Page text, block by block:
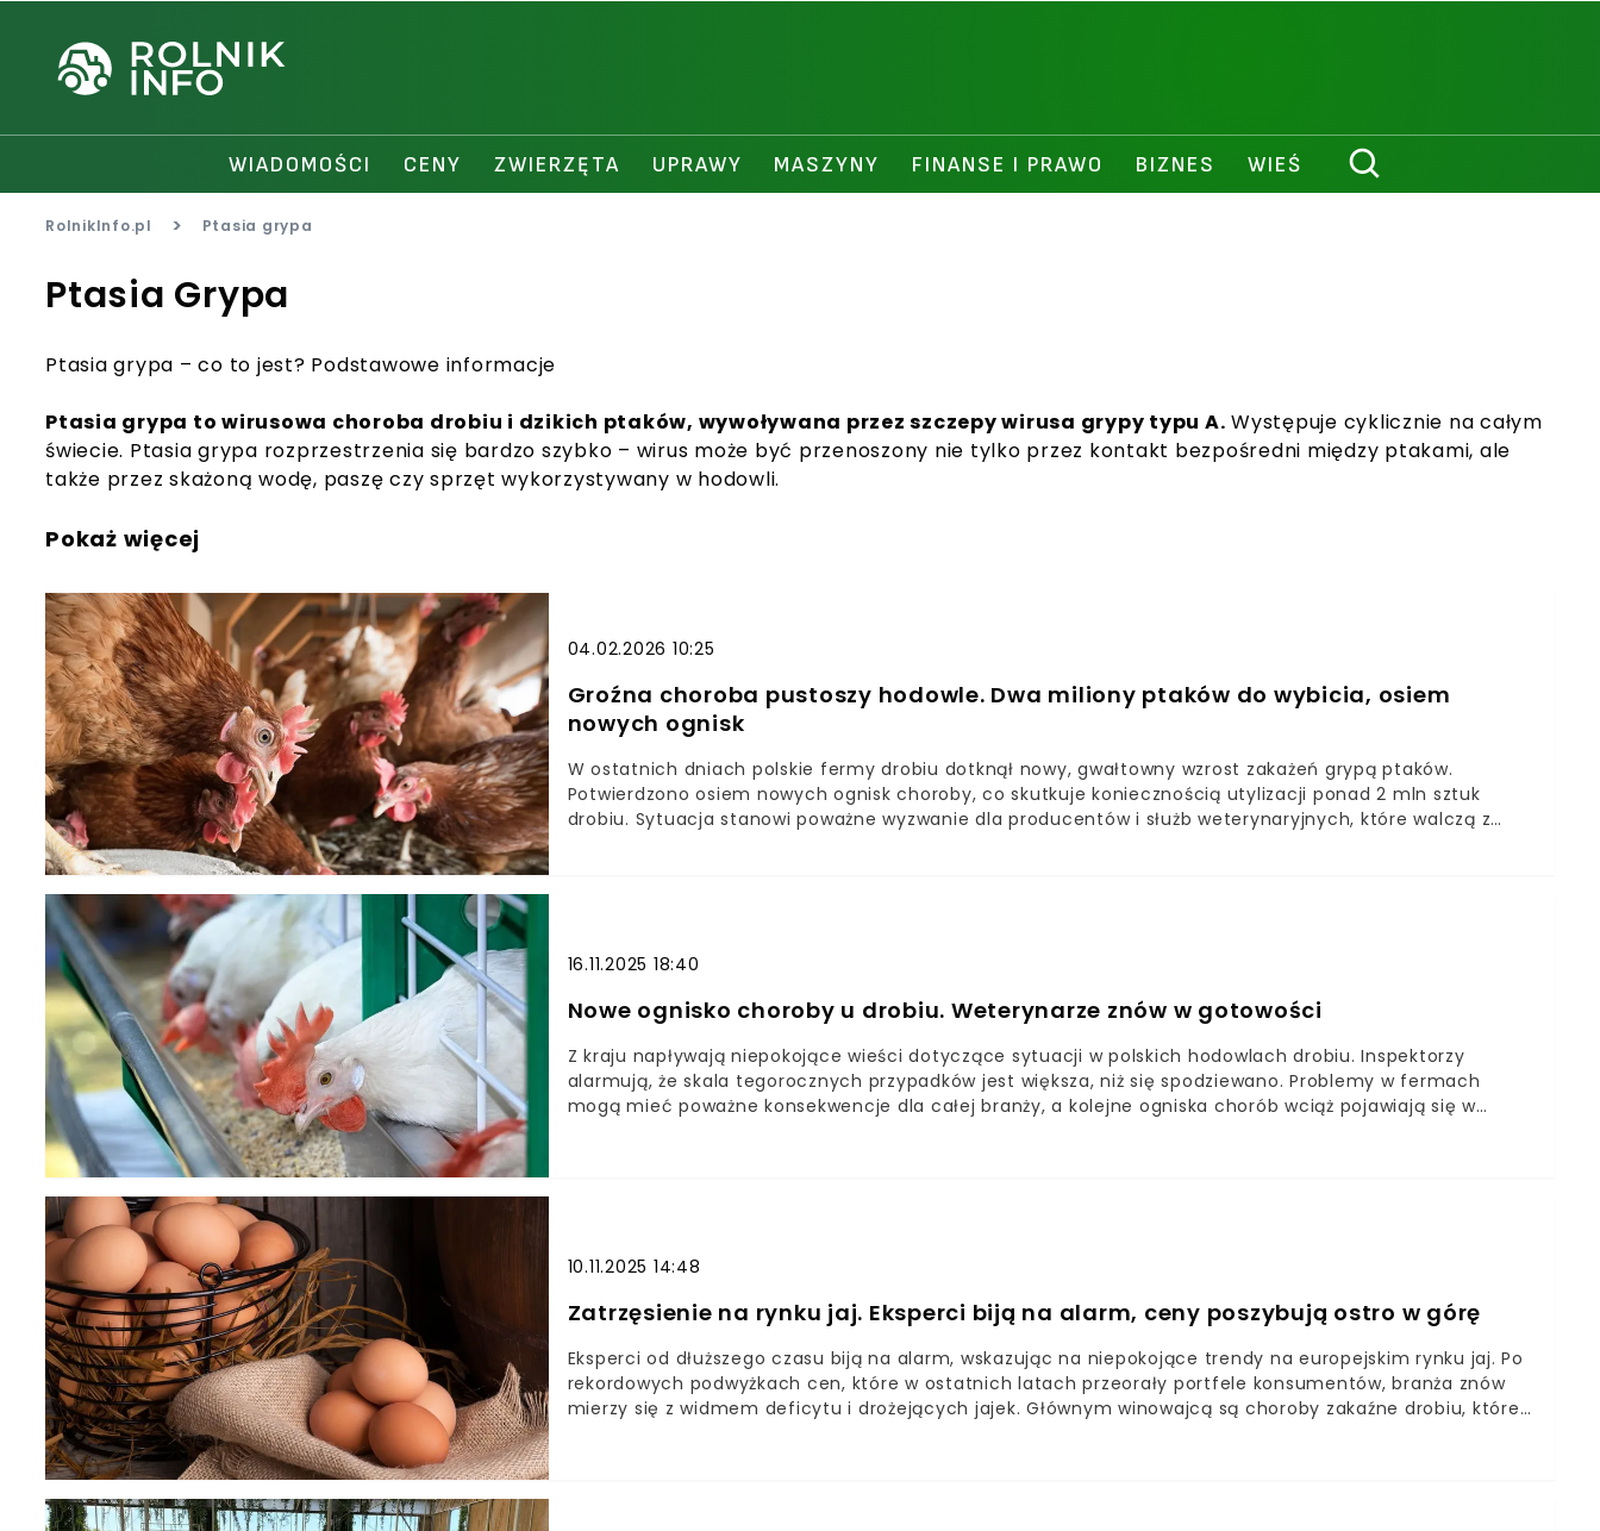
WIADOMOŚCI CENY ZWIERZĘTA UPRAWY MASZYNY FINANSE I PRAWO BIZNES WIEŚ
RolnikInfo.pl > Ptasia grypa
Ptasia Grypa
Ptasia grypa – co to jest? Podstawowe informacje
Ptasia grypa to wirusowa choroba drobiu i dzikich ptaków, wywoływana przez szczepy wirusa grypy typu A. Występuje cyklicznie na całym
świecie. Ptasia grypa rozprzestrzenia się bardzo szybko – wirus może być przenoszony nie tylko przez kontakt bezpośredni między ptakami, ale
także przez skażoną wodę, paszę czy sprzęt wykorzystywany w hodowli.
Pokaż więcej
04.02.2026 10:25
Groźna choroba pustoszy hodowle. Dwa miliony ptaków do wybicia, osiem
nowych ognisk
W ostatnich dniach polskie fermy drobiu dotknął nowy, gwałtowny wzrost zakażeń grypą ptaków.
Potwierdzono osiem nowych ognisk choroby, co skutkuje koniecznością utylizacji ponad 2 mln sztuk
drobiu. Sytuacja stanowi poważne wyzwanie dla producentów i służb weterynaryjnych, które walczą z
16.11.2025 18:40
Nowe ognisko choroby u drobiu. Weterynarze znów w gotowości
Z kraju napływają niepokojące wieści dotyczące sytuacji w polskich hodowlach drobiu. Inspektorzy
alarmują, że skala tegorocznych przypadków jest większa, niż się spodziewano. Problemy w fermach
mogą mieć poważne konsekwencje dla całej branży, a kolejne ogniska chorób wciąż pojawiają się w
10.11.2025 14:48
Zatrzęsienie na rynku jaj. Eksperci biją na alarm, ceny poszybują ostro w górę
Eksperci od dłuższego czasu biją na alarm, wskazując na niepokojące trendy na europejskim rynku jaj. Po
rekordowych podwyżkach cen, które w ostatnich latach przeorały portfele konsumentów, branża znów
mierzy się z widmem deficytu i drożejących jajek. Głównym winowajcą są choroby zakaźne drobiu, które